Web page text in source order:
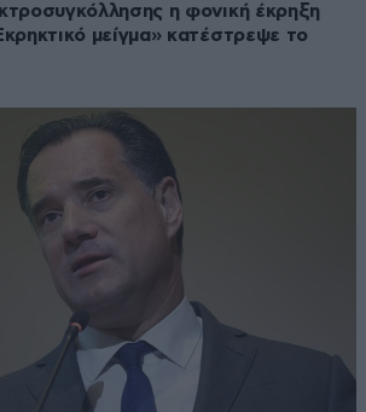
η φονική έκρηξη
μείγμα» κατέστρεψε το